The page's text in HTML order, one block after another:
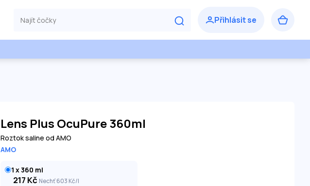
Lens Plus OcuPure 360ml
Roztok saline od AMO
AMO
1 x 360 ml
217 Kč Nechť 603 Kč/l